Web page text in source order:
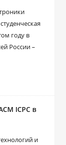
году в
России –
ICPC в
и